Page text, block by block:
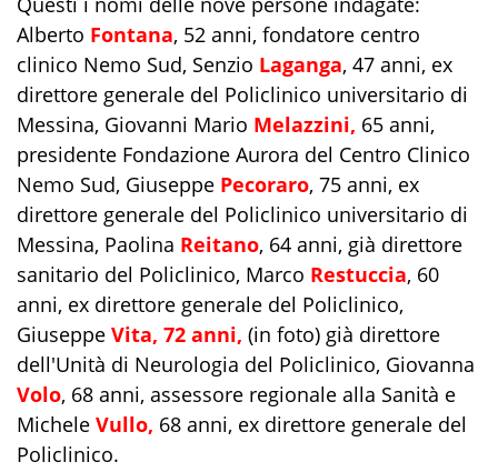
Alberto Fontana, 52 anni, fondatore centro
clinico Nemo Sud, Senzio Laganga, 47 anni, ex
direttore generale del Policlinico universitario di
Messina, Giovanni Mario Melazzini, 65 anni,
presidente Fondazione Aurora del Centro Clinico
Nemo Sud, Giuseppe Pecoraro, 75 anni, ex
direttore generale del Policlinico universitario di
Messina, Paolina Reitano, 64 anni, già direttore
sanitario del Policlinico, Marco Restuccia, 60
anni, ex direttore generale del Policlinico,
Giuseppe Vita, 72 anni, (in foto) già direttore
dell'Unità di Neurologia del Policlinico, Giovanna
Volo, 68 anni, assessore regionale alla Sanità e
Michele Vullo, 68 anni, ex direttore generale del
Policlinico.